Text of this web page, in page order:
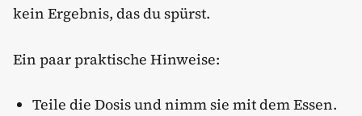
kein Ergebnis, das du spürst.
Ein paar praktische Hinweise:
Teile die Dosis und nimm sie mit dem Essen.